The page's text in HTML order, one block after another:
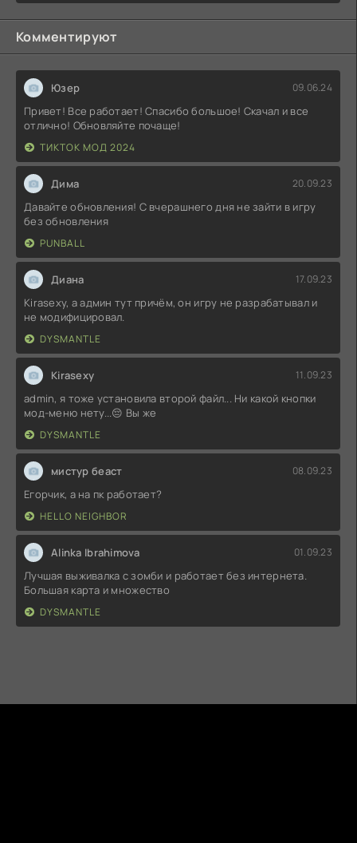
Комментируют
Юзер 09.06.24
Привет! Все работает! Спасибо большое! Скачал и все
отлично! Обновляйте почаще!
ТИКТОК МОД 2024
Дима 20.09.23
Давайте обновления! С вчерашнего дня не зайти в игру
без обновления
PUNBALL
Диана 17.09.23
Kirasexy, а админ тут причём, он игру не разрабатывал и
не модифицировал.
DYSMANTLE
Kirasexy 11.09.23
admin, я тоже установила второй файл... Ни какой кнопки
мод-меню нету...😔 Вы же
DYSMANTLE
мистур беаст 08.09.23
Егорчик, а на пк работает?
HELLO NEIGHBOR
Alinka Ibrahimova 01.09.23
Лучшая выживалка с зомби и работает без интернета.
Большая карта и множество
DYSMANTLE